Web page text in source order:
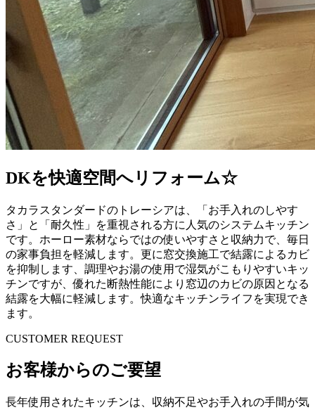
DKを快適空間へリフォーム☆
タカラスタンダードのトレーシアは、「お手入れのしやす
さ」と「耐久性」を重視される方に人気のシステムキッチン
です。ホーロー素材ならではの使いやすさと収納力で、毎日
の家事負担を軽減します。更に窓交換施工で結露によるカビ
を抑制します、調理やお湯の使用で湿気がこもりやすいキッ
チンですが、優れた断熱性能により窓辺のカビの原因となる
結露を大幅に軽減します。快適なキッチンライフを実現でき
ます。
CUSTOMER REQUEST
お客様からのご要望
長年使用されたキッチンは、収納不足やお手入れの手間が気